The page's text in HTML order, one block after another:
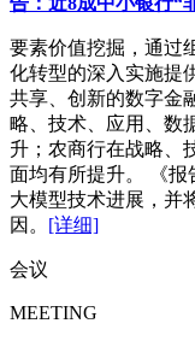
要素价值挖掘，通过
化转型的深入实施提
共享、创新的数字金
略、技术、应用、数
升；农商行在战略、
面均有所提升。 《
大模型技术进展，并
因。 [详细]
会议
MEETING